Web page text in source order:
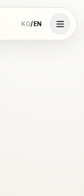
KO/EN